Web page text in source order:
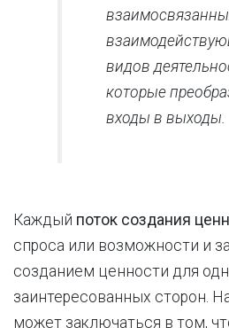
видов
которые
входы в выходы.
Каждый поток создания
спроса или возможности и
созданием ценности для
заинтересованных сторон.
может заключаться в том,